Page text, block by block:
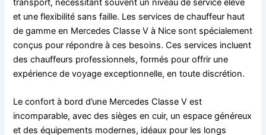
et une flexibilité sans faille. Les services de chauffeur haut
de gamme en Mercedes Classe V à Nice sont spécialement
conçus pour répondre à ces besoins. Ces services incluent
des chauffeurs professionnels, formés pour offrir une
expérience de voyage exceptionnelle, en toute discrétion.
Le confort à bord d’une Mercedes Classe V est
incomparable, avec des sièges en cuir, un espace généreux
et des équipements modernes, idéaux pour les longs